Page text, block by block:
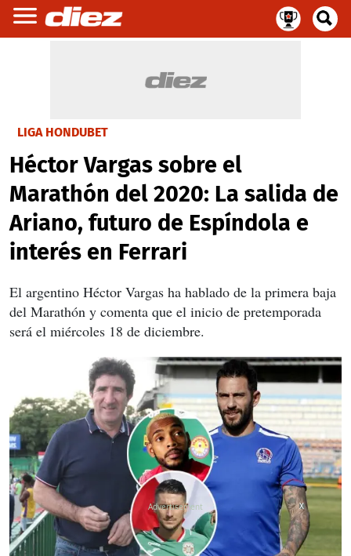
LIGA HONDUBET
Héctor Vargas sobre el
Marathón del 2020: La salida de
Ariano, futuro de Espíndola e
interés en Ferrari
El argentino Héctor Vargas ha hablado de la primera baja
del Marathón y comenta que el inicio de pretemporada
será el miércoles 18 de diciembre.
X